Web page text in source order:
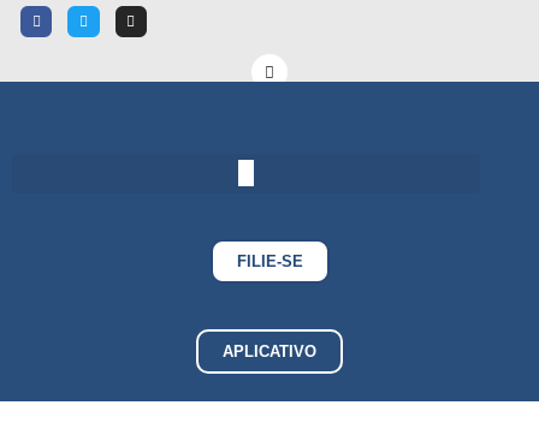
FILIE-SE
APLICATIVO